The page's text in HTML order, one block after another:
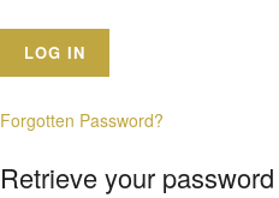
Forgotten Password?
Retrieve your password